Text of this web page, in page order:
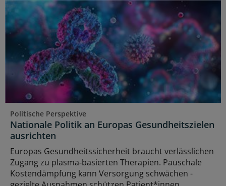
Politische Perspektive
Nationale Politik an Europas Gesundheitszielen
ausrichten
Europas Gesundheitssicherheit braucht verlässlichen
Zugang zu plasma‑basierten Therapien. Pauschale
Kostendämpfung kann Versorgung schwächen -